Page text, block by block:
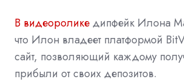
В видеороликедипфейк Илона
что Илон владеет платформой
сайт, позволяющий каждому
прибыли от своих депозитов.